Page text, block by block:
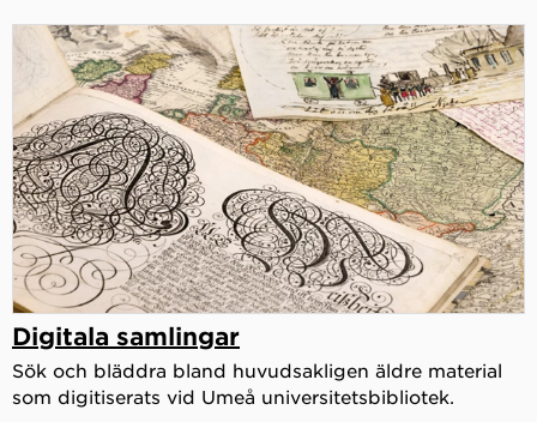
Digitala samlingar
Sök och bläddra bland huvudsakligen äldre material
som digitiserats vid Umeå universitetsbibliotek.